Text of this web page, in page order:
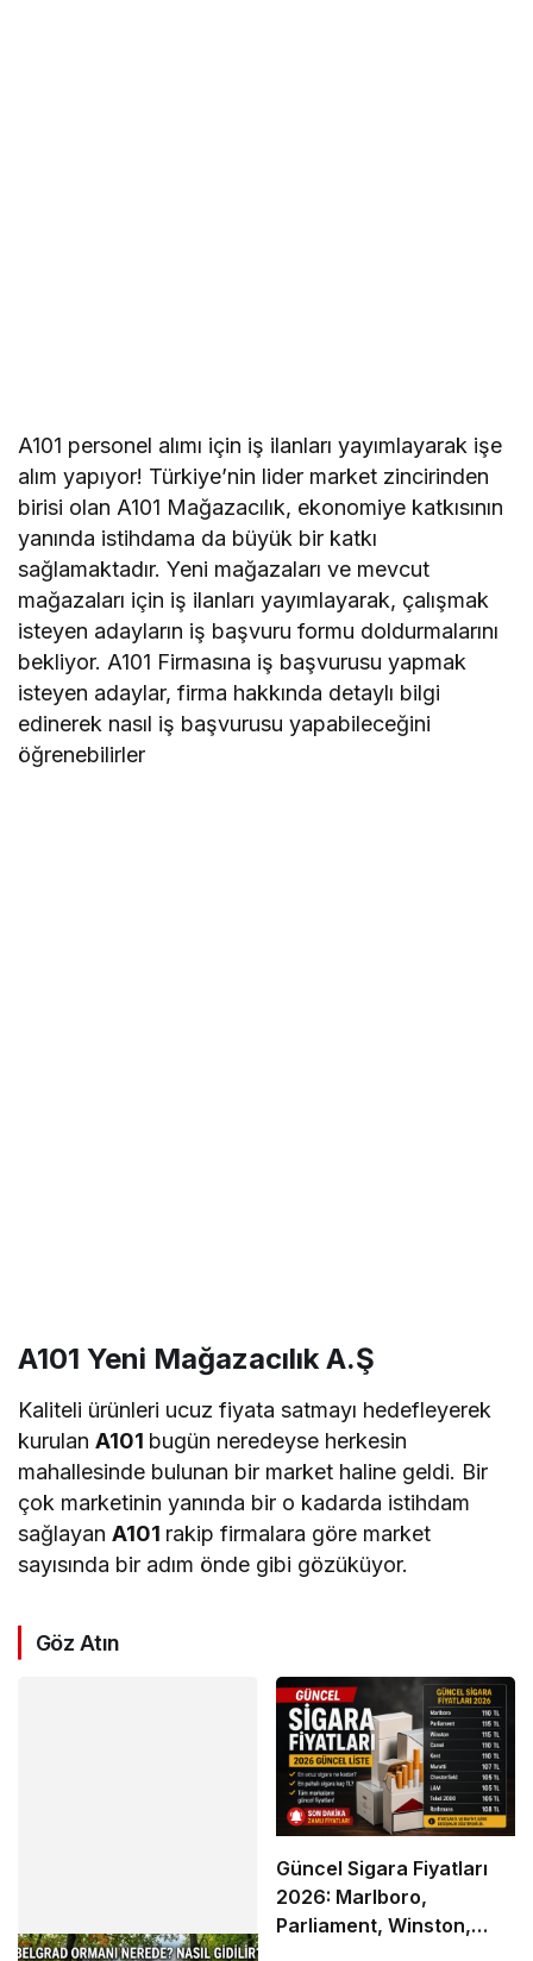
A101 personel alımı için iş ilanları yayımlayarak işe
alım yapıyor! Türkiye’nin lider market zincirinden
birisi olan A101 Mağazacılık, ekonomiye katkısının
yanında istihdama da büyük bir katkı
sağlamaktadır. Yeni mağazaları ve mevcut
mağazaları için iş ilanları yayımlayarak, çalışmak
isteyen adayların iş başvuru formu doldurmalarını
bekliyor. A101 Firmasına iş başvurusu yapmak
isteyen adaylar, firma hakkında detaylı bilgi
edinerek nasıl iş başvurusu yapabileceğini
öğrenebilirler
A101 Yeni Mağazacılık A.Ş
Kaliteli ürünleri ucuz fiyata satmayı hedefleyerek
kurulanA101 bugün neredeyse herkesin
mahallesinde bulunan bir market haline geldi. Bir
çok marketinin yanında bir o kadarda istihdam
sağlayanA101 rakip firmalara göre market
sayısında bir adım önde gibi gözüküyor.
Göz Atın
Güncel Sigara Fiyatları
2026: Marlboro,
Parliament, Winston,